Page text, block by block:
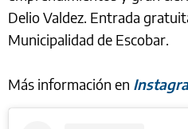
Delio Valdez. Entrada
Municipalidad de Escobar.
Más información en